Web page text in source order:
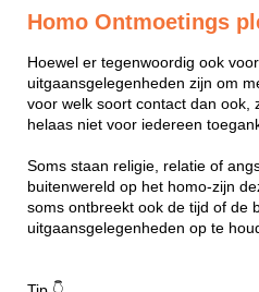
Homo Ontmoetings
Hoewel er tegenwoordig ook
uitgaansgelegenheden zijn om
voor welk soort contact dan ook,
helaas niet voor iedereen
Soms staan religie, relatie of
buitenwereld op het homo-zijn
soms ontbreekt ook de tijd of de
uitgaansgelegenheden op te